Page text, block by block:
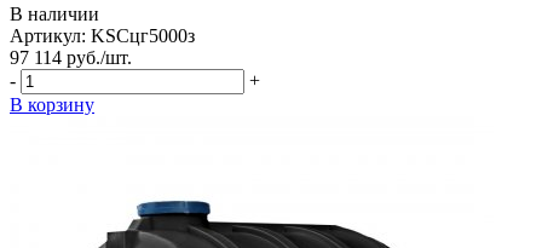
В наличии
Артикул: KSCцг5000з
97 114 руб./шт.
-
+
В корзину